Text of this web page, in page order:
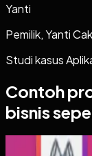
Yanti
Pemilik, Yanti
Studi kasus
Contoh
bisnis
Aplikasi Mobile